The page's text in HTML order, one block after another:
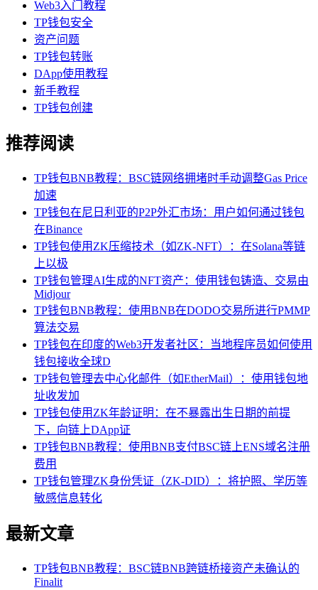
Web3入门教程
TP钱包安全
资产问题
TP钱包转账
DApp使用教程
新手教程
TP钱包创建
推荐阅读
TP钱包BNB教程：BSC链网络拥堵时手动调整Gas Price
加速
TP钱包在尼日利亚的P2P外汇市场：用户如何通过钱包
在Binance
TP钱包使用ZK压缩技术（如ZK-NFT）：在Solana等链
上以极
TP钱包管理AI生成的NFT资产：使用钱包铸造、交易由
Midjour
TP钱包BNB教程：使用BNB在DODO交易所进行PMMP
算法交易
TP钱包在印度的Web3开发者社区：当地程序员如何使用
钱包接收全球D
TP钱包管理去中心化邮件（如EtherMail）：使用钱包地
址收发加
TP钱包使用ZK年龄证明：在不暴露出生日期的前提
下，向链上DApp证
TP钱包BNB教程：使用BNB支付BSC链上ENS域名注册
费用
TP钱包管理ZK身份凭证（ZK-DID）：将护照、学历等
敏感信息转化
最新文章
TP钱包BNB教程：BSC链BNB跨链桥接资产未确认的
Finalit